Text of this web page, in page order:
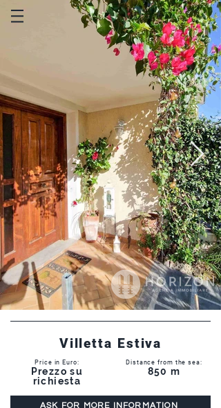
Villetta Estiva
Price in Euro:
Prezzo su
richiesta
Distance from the sea:
850 m
ASK FOR MORE INFORMATION